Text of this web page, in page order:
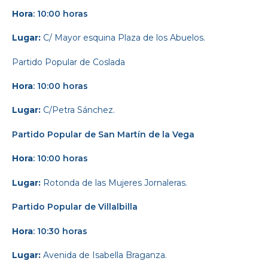
Hora: 10:00 horas
Lugar: C/ Mayor esquina Plaza de los Abuelos.
Partido Popular de Coslada
Hora: 10:00 horas
Lugar: C/Petra Sánchez.
Partido Popular de San Martín de la Vega
Hora: 10:00 horas
Lugar: Rotonda de las Mujeres Jornaleras.
Partido Popular de Villalbilla
Hora: 10:30 horas
Lugar: Avenida de Isabella Braganza.